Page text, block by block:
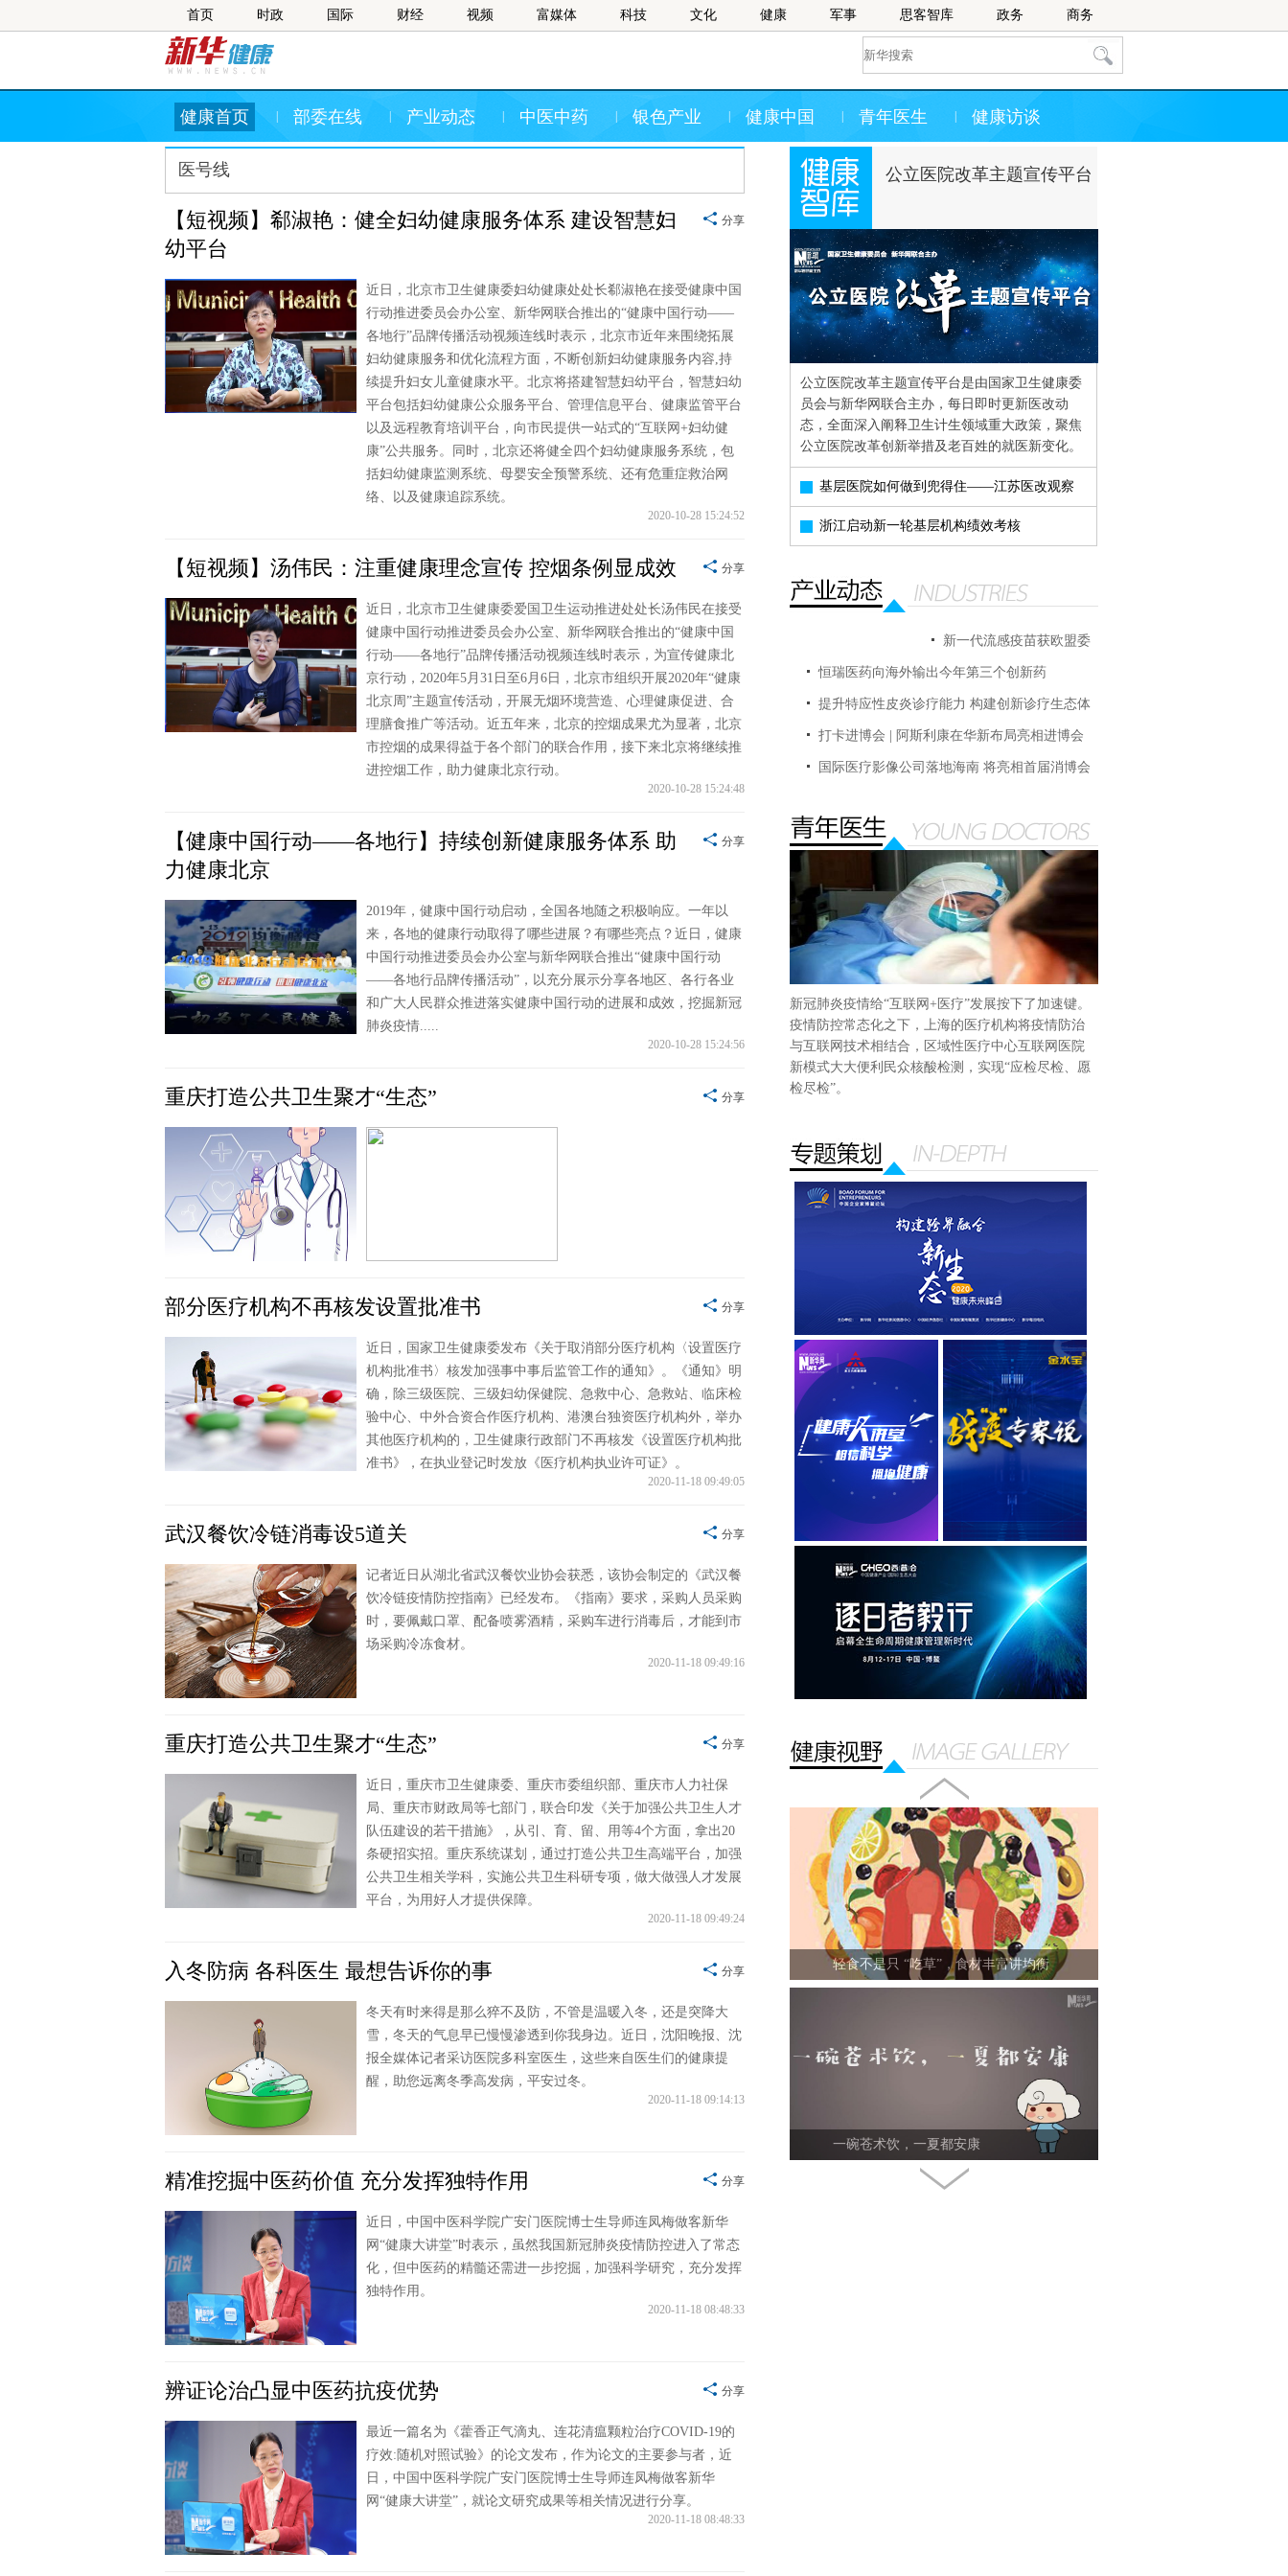
首页 时政 国际 财经 视频 富媒体 科技 文化 健康 军事 思客智库 政务 商务
健康首页 | 部委在线 | 产业动态 | 中医中药 | 银色产业 | 健康中国 | 青年医生 | 健康访谈
医号线
【短视频】郗淑艳：健全妇幼健康服务体系 建设智慧妇
幼平台
近日，北京市卫生健康委妇幼健康处处长郗淑艳在接受健康中国
行动推进委员会办公室、新华网联合推出的“健康中国行动——
各地行”品牌传播活动视频连线时表示，北京市近年来围绕拓展
妇幼健康服务和优化流程方面，不断创新妇幼健康服务内容,持
续提升妇女儿童健康水平。北京将搭建智慧妇幼平台，智慧妇幼
平台包括妇幼健康公众服务平台、管理信息平台、健康监管平台
以及远程教育培训平台，向市民提供一站式的“互联网+妇幼健
康”公共服务。同时，北京还将健全四个妇幼健康服务系统，包
括妇幼健康监测系统、母婴安全预警系统、还有危重症救治网
络、以及健康追踪系统。
分享
2020-10-28 15:24:52
【短视频】汤伟民：注重健康理念宣传 控烟条例显成效
近日，北京市卫生健康委爱国卫生运动推进处处长汤伟民在接受
健康中国行动推进委员会办公室、新华网联合推出的“健康中国
行动——各地行”品牌传播活动视频连线时表示，为宣传健康北
京行动，2020年5月31日至6月6日，北京市组织开展2020年“健康
北京周”主题宣传活动，开展无烟环境营造、心理健康促进、合
理膳食推广等活动。近五年来，北京的控烟成果尤为显著，北京
市控烟的成果得益于各个部门的联合作用，接下来北京将继续推
进控烟工作，助力健康北京行动。
分享
2020-10-28 15:24:48
【健康中国行动——各地行】持续创新健康服务体系 助
力健康北京
2019年，健康中国行动启动，全国各地随之积极响应。一年以
来，各地的健康行动取得了哪些进展？有哪些亮点？近日，健康
中国行动推进委员会办公室与新华网联合推出“健康中国行动
——各地行品牌传播活动”，以充分展示分享各地区、各行各业
和广大人民群众推进落实健康中国行动的进展和成效，挖掘新冠
肺炎疫情.....
分享
2020-10-28 15:24:56
重庆打造公共卫生聚才“生态” 分享
部分医疗机构不再核发设置批准书
近日，国家卫生健康委发布《关于取消部分医疗机构〈设置医疗
机构批准书〉核发加强事中事后监管工作的通知》。《通知》明
确，除三级医院、三级妇幼保健院、急救中心、急救站、临床检
验中心、中外合资合作医疗机构、港澳台独资医疗机构外，举办
其他医疗机构的，卫生健康行政部门不再核发《设置医疗机构批
准书》，在执业登记时发放《医疗机构执业许可证》。
分享
2020-11-18 09:49:05
武汉餐饮冷链消毒设5道关
记者近日从湖北省武汉餐饮业协会获悉，该协会制定的《武汉餐
饮冷链疫情防控指南》已经发布。《指南》要求，采购人员采购
时，要佩戴口罩、配备喷雾酒精，采购车进行消毒后，才能到市
场采购冷冻食材。
分享
2020-11-18 09:49:16
重庆打造公共卫生聚才“生态”
近日，重庆市卫生健康委、重庆市委组织部、重庆市人力社保
局、重庆市财政局等七部门，联合印发《关于加强公共卫生人才
队伍建设的若干措施》，从引、育、留、用等4个方面，拿出20
条硬招实招。重庆系统谋划，通过打造公共卫生高端平台，加强
公共卫生相关学科，实施公共卫生科研专项，做大做强人才发展
平台，为用好人才提供保障。
分享
2020-11-18 09:49:24
入冬防病 各科医生 最想告诉你的事
冬天有时来得是那么猝不及防，不管是温暖入冬，还是突降大
雪，冬天的气息早已慢慢渗透到你我身边。近日，沈阳晚报、沈
报全媒体记者采访医院多科室医生，这些来自医生们的健康提
醒，助您远离冬季高发病，平安过冬。
分享
2020-11-18 09:14:13
精准挖掘中医药价值 充分发挥独特作用
近日，中国中医科学院广安门医院博士生导师连凤梅做客新华
网“健康大讲堂”时表示，虽然我国新冠肺炎疫情防控进入了常态
化，但中医药的精髓还需进一步挖掘，加强科学研究，充分发挥
独特作用。
分享
2020-11-18 08:48:33
辨证论治凸显中医药抗疫优势
最近一篇名为《藿香正气滴丸、连花清瘟颗粒治疗COVID-19的
疗效:随机对照试验》的论文发布，作为论文的主要参与者，近
日，中国中医科学院广安门医院博士生导师连凤梅做客新华
网“健康大讲堂”，就论文研究成果等相关情况进行分享。
分享
2020-11-18 08:48:33
公立医院改革主题宣传平台
公立医院改革主题宣传平台是由国家卫生健康委
员会与新华网联合主办，每日即时更新医改动
态，全面深入阐释卫生计生领域重大政策，聚焦
公立医院改革创新举措及老百姓的就医新变化。
基层医院如何做到兜得住——江苏医改观察
浙江启动新一轮基层机构绩效考核
新一代流感疫苗获欧盟委
员会上市批准
恒瑞医药向海外输出今年第三个创新药
提升特应性皮炎诊疗能力 构建创新诊疗生态体
系
打卡进博会 | 阿斯利康在华新布局亮相进博会
国际医疗影像公司落地海南 将亮相首届消博会
新冠肺炎疫情给“互联网+医疗”发展按下了加速键。
疫情防控常态化之下，上海的医疗机构将疫情防治
与互联网技术相结合，区域性医疗中心互联网医院
新模式大大便利民众核酸检测，实现“应检尽检、愿
检尽检”。
轻食不是只 “吃草”，食材丰富讲均衡
一碗苍术饮，一夏都安康